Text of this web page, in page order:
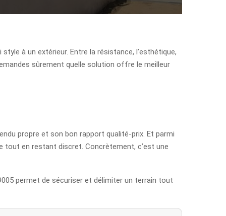
à un extérieur. Entre la résistance, l’esthétique,
sûrement quelle solution offre le meilleur
propre et son bon rapport qualité-prix. Et parmi
tout en restant discret. Concrètement, c’est une
permet de sécuriser et délimiter un terrain tout